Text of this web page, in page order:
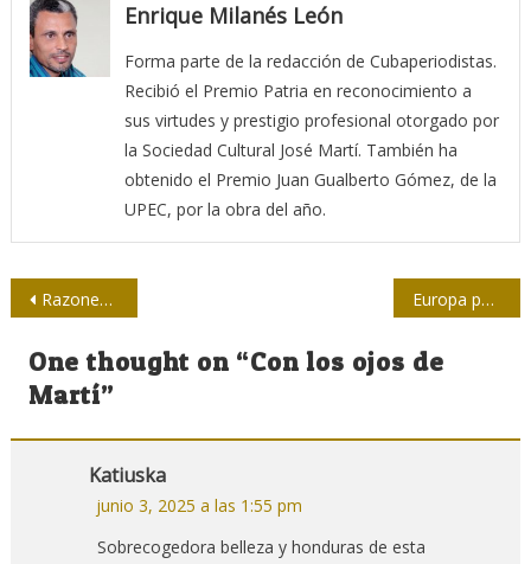
Enrique Milanés León
Forma parte de la redacción de Cubaperiodistas.
Recibió el Premio Patria en reconocimiento a
sus virtudes y prestigio profesional otorgado por
la Sociedad Cultural José Martí. También ha
obtenido el Premio Juan Gualberto Gómez, de la
UPEC, por la obra del año.
Navegación
de
entradas
Razones de José Martí para estar presente en la guerra Europa por tarjeta roja a los menores en redes
One thought on “Con los ojos de
Martí”
Katiuska
junio 3, 2025 a las 1:55 pm
Sobrecogedora belleza y honduras de esta